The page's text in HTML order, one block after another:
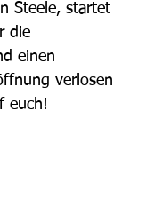
Steele, startet
die
einen
verlosen
euch!